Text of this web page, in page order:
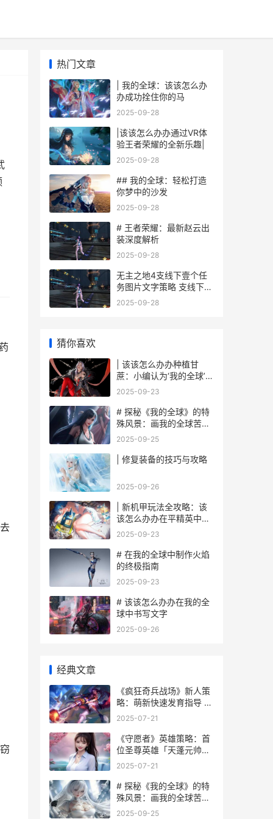
热门文章
| 我的全球：该该怎么办
办成功拴住你的马
2025-09-28
|该该怎么办办通过VR体
验王者荣耀的全新乐趣|
2025-09-28
## 我的全球：轻松打造
你梦中的沙发
2025-09-28
# 王者荣耀：最新赵云出
装深度解析
2025-09-28
无主之地4支线下壹个任
务图片文字策略 支线下壹
个任务如何做 无主之地4
2025-09-28
猜你喜欢
| 该该怎么办办种植甘
蔗：小编认为‘我的全球’里
面迈向甜蜜之旅
2025-09-23
# 探秘《我的全球》的特
殊风景：画我的全球苦力
怕
2025-09-25
| 修复装备的技巧与攻略
2025-09-26
| 新机甲玩法全攻略：该
该怎么办办在平精英中战
无不胜
2025-09-23
# 在我的全球中制作火焰
的终极指南
2025-09-23
# 该该怎么办办在我的全
球中书写文字
2025-09-26
经典文章
《疯狂奇兵战场》新人策
略：萌新快速发育指导 我
想看疯狂战争
2025-07-21
《守愿者》英雄策略：首
位圣尊英雄「天蓬元帅」
定位技能详细解答 英雄守
2025-07-21
# 探秘《我的全球》的特
殊风景：画我的全球苦力
怕
2025-09-25